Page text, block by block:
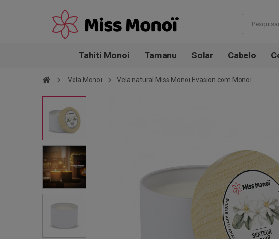
Tahiti Monoi Tamanu Solar Cabelo
Vela Monoï Vela natural Miss Monoï Evasion com Monoï